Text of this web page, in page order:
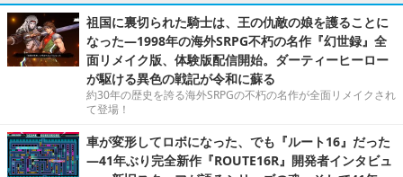
祖国に裏切られた騎士は、王の仇敵の娘を護ることに
なった―1998年の海外SRPG不朽の名作『幻世録』全
面リメイク版、体験版配信開始。ダーティーヒーロー
が駆ける異色の戦記が令和に蘇る
約30年の歴史を誇る海外SRPGの不朽の名作が全面リメイクされ
て登場！
車が変形してロボになった、でも『ルート16』だった
―41年ぶり完全新作『ROUTE16R』開発者インタビュ